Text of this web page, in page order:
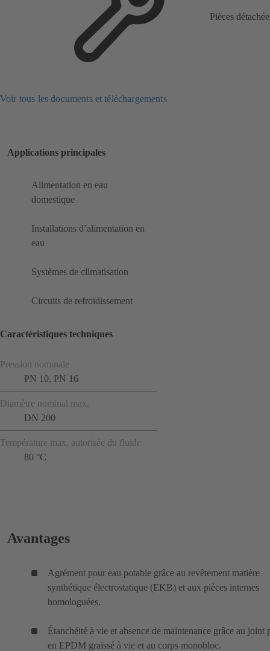
Pièces
Voir tous les documents et téléchargements
Applications principales
Alimentation en eau
domestique
Installations d’alimentation en
eau
Systèmes de climatisation
Circuits de refroidissement
Caractéristiques techniques
Pression nominale
PN 10, PN 16
Diamètre nominal max.
DN 200
Température max. autorisée du fluide
80 °C
Avantages
Agrément pour eau potable grâce au revêtement matière
synthétique électrostatique (EKB) et aux pièces internes
homologuées.
Étanchéité à vie et absence de maintenance grâce au joint
en EPDM graissé à vie et au corps monobloc.